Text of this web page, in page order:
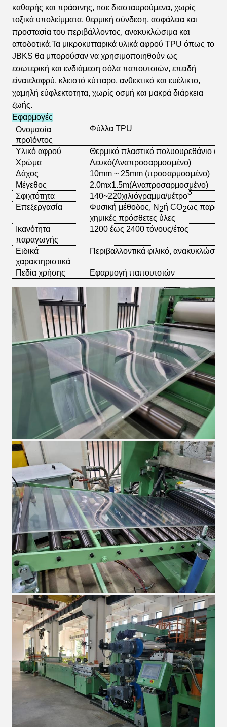
καθαρής και πράσινης, nσε διασταυρούμενα, χωρίς
τοξικά υπολείμματα, θερμική σύνδεση, ασφάλεια και
προστασία του περιβάλλοντος, ανακυκλώσιμα και
αποδοτικά.Τα μικροκυτταρικά υλικά αφρού TPU όπως το
JBKS θα μπορούσαν να χρησιμοποιηθούν ως
εσωτερική και ενδιάμεση σόλα παπουτσιών, επειδή
είναιελαφρύ, κλειστό κύτταρο, ανθεκτικό και ευέλικτο,
χαμηλή εύφλεκτοτητα, χωρίς οσμή και μακρά διάρκεια
ζωής.
Εφαρμογές
Ονομασία
προϊόντος
Φύλλα TPU
Υλικό αφρού
Θερμικό πλαστικό πολυουρεθάνιο
Χρώμα
Λευκό(Αναπροσαρμοσμένο)
Δάχος
10mm ~ 25mm (προσαρμοσμένο)
Μέγεθος
2.0mx1.5m(Αναπροσαρμοσμένο)
Σφιχτότητα
140~220χιλιόγραμμα/μέτρο3
Επεξεργασία
Φυσική μέθοδος, N 2ή CO2ως
χημικές πρόσθετες ύλες
Ικανότητα
παραγωγής
1200 έως 2400 τόνους/έτος
Ειδικά
χαρακτηριστικά
Περιβαλλοντικά φιλικό,
Πεδία χρήσης Εφαρμογή παπουτσιών